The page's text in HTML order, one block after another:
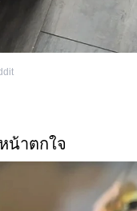
น้าตกใจ